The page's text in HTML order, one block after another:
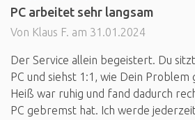
PC arbeitet sehr langsam
Von Klaus F. am 31.01.2024
Der Service allein begeistert. Du
PC und siehst 1:1, wie Dein
Heiß war ruhig und fand dadurch
PC gebremst hat. Ich werde